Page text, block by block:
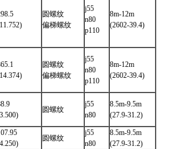
圆螺纹
偏梯螺纹
j55
n80
p110
8m-12m
(2602-39.4)
圆螺纹
偏梯螺纹
j55
n80
p110
8m-12m
(2602-39.4)
圆螺纹
j55
n80
8.5m-9.5m
(27.9-31.2)
圆螺纹
j55
n80
8.5m-9.5m
(27.9-31.2)